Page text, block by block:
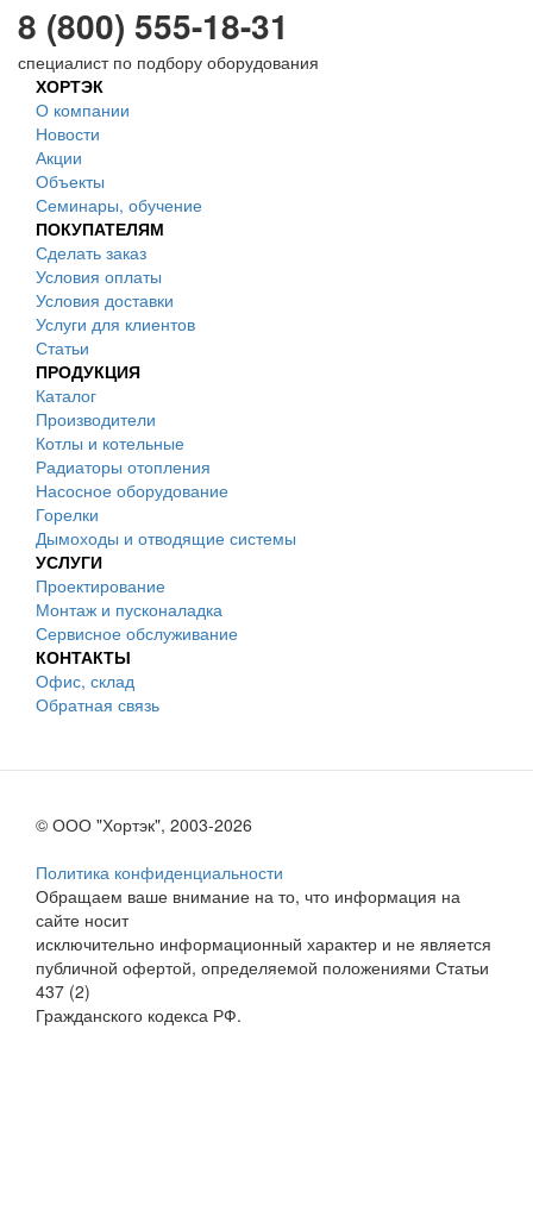
8 (800) 555-18-31
специалист по подбору оборудования
ХОРТЭК
О компании
Новости
Акции
Объекты
Семинары, обучение
ПОКУПАТЕЛЯМ
Сделать заказ
Условия оплаты
Условия доставки
Услуги для клиентов
Статьи
ПРОДУКЦИЯ
Каталог
Производители
Котлы и котельные
Радиаторы отопления
Насосное оборудование
Горелки
Дымоходы и отводящие системы
УСЛУГИ
Проектирование
Монтаж и пусконаладка
Сервисное обслуживание
КОНТАКТЫ
Офис, склад
Обратная связь
© ООО "Хортэк", 2003-2026
Политика конфиденциальности
Обращаем ваше внимание на то, что информация на
сайте носит
исключительно информационный характер и не является
публичной офертой, определяемой положениями Статьи
437 (2)
Гражданского кодекса РФ.